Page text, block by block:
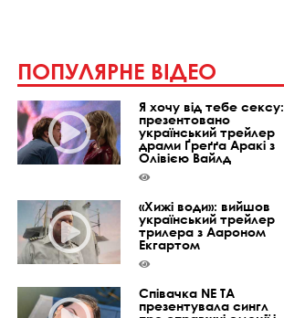
ПОПУЛЯРНЕ ВІДЕО
Я хочу від тебе сексу:
презентовано
український трейлер
драми Ґреґґа Аракі з
Олівією Вайлд
«Хижі води»: вийшов
український трейлер
трилера з Аароном
Екгартом
Співачка NE TA
презентувала сингл